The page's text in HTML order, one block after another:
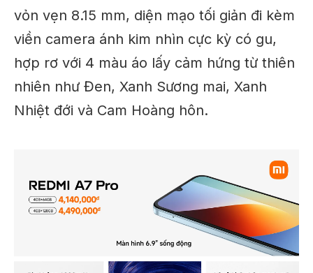
vỏn vẹn 8.15 mm, diện mạo tối giản đi kèm
viền camera ánh kim nhìn cực kỳ có gu,
hợp rơ với 4 màu áo lấy cảm hứng từ thiên
nhiên như Đen, Xanh Sương mai, Xanh
Nhiệt đới và Cam Hoàng hôn.